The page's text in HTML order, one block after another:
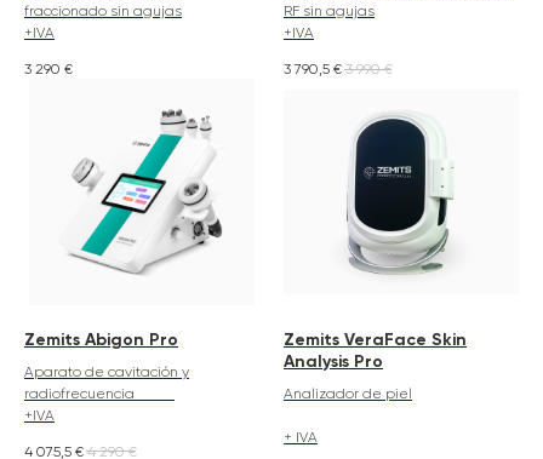
fraccionado sin agujas
+IVA
3 290 €
RF sin agujas
+IVA
3 790,5 € 3 990 €
Zemits Abigon Pro
Aparato de cavitación y
radiofrecuencia
+IVA
4 075,5 € 4 290 €
Zemits VeraFace Skin
Analysis Pro
Analizador de piel
+ IVA